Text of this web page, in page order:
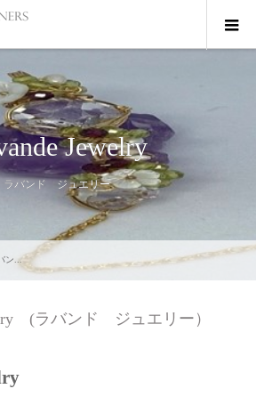
Jewelry
ラバンド ジュエリー
ン...
(ラバンド ジュエリー）